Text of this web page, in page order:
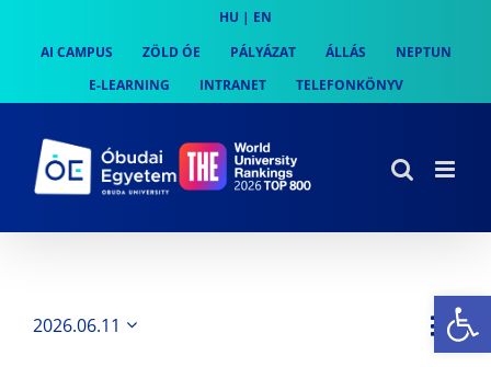
content
HU | EN
AI CAMPUS
ZÖLD ÓE PÁLYÁZAT ÁLLÁS
NEPTUN
E-LEARNING
INTRANET TELEFONKÖNYV
Nap
2026.06.11